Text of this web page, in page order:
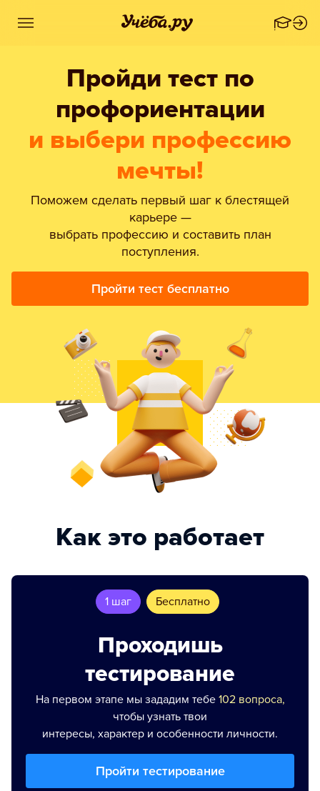
Пройди тест по
профориентации
и выбери профессию
мечты!
Поможем сделать первый шаг к блестящей
карьере —
выбрать профессию и составить план
поступления.
Пройти тест бесплатно
Как это работает
1 шаг Бесплатно
Проходишь
тестирование
На первом этапе мы зададим тебе 102 вопроса,
чтобы узнать твои
интересы, характер и особенности личности.
Пройти тестирование